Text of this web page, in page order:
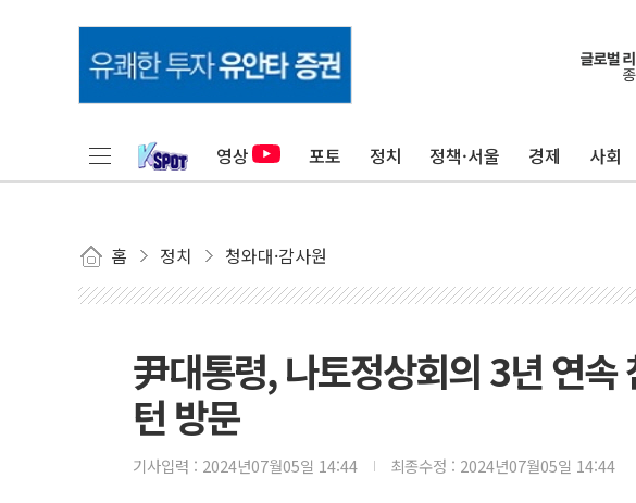
영상 포토 정치 정책·서울 경제 사회
홈 정치 청와대·감사원
尹대통령, 나토정상회의 3년 연
턴 방문
기사입력 : 2024년07월05일 14:44 최종수정 : 2024년07월05일 14:44